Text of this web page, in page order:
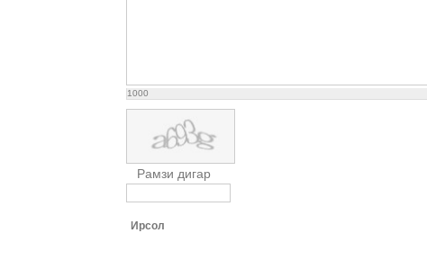
1000
Рамзи дигар
Ирсол